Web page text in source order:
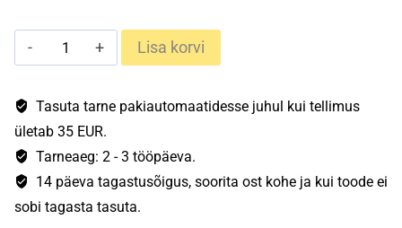
TravelSheet
200cm
90cm
Cotton
Lisa korvi
Tasuta tarne pakiautomaatidesse juhul kui tellimus
ületab 35 EUR.
Tarneaeg: 2 - 3 tööpäeva.
14 päeva tagastusõigus, soorita ost kohe ja kui toode ei
sobi tagasta tasuta.